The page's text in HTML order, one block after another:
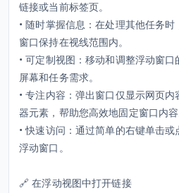
链接或当前标签页。
• 随时掌握信息：在处理其他任务
窗口保持在视线范围内。
• 可定制视图：移动和调整浮动窗
屏幕和任务需求。
• 专注内容：弹出窗口仅显示网页
器元素，帮助您高效地固定窗口内容
• 快速访问：通过简单的右键单击
浮动窗口。
🔗 在浮动视图中打开链接